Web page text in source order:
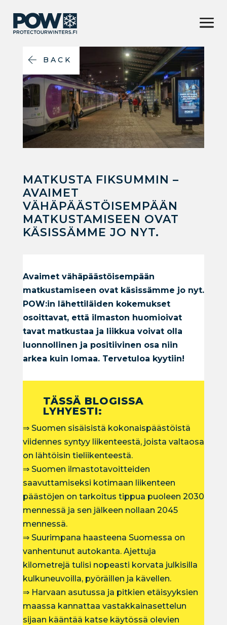
BACK
MATKUSTA FIKSUMMIN –
AVAIMET
VÄHÄPÄÄSTÖISEMPÄÄN
MATKUSTAMISEEN OVAT
KÄSISSÄMME JO NYT.
Avaimet vähäpäästöisempään
matkustamiseen ovat käsissämme jo nyt.
POW:in lähettiläiden kokemukset
osoittavat, että ilmaston huomioivat
tavat matkustaa ja liikkua voivat olla
luonnollinen ja positiivinen osa niin
arkea kuin lomaa. Tervetuloa kyytiin!
TÄSSÄ BLOGISSA
LYHYESTI:
⇒ Suomen sisäisistä kokonaispäästöistä
viidennes syntyy liikenteestä, joista valtaosa
on lähtöisin tieliikenteestä.
⇒ Suomen ilmastotavoitteiden
saavuttamiseksi kotimaan liikenteen
päästöjen on tarkoitus tippua puoleen 2030
mennessä ja sen jälkeen nollaan 2045
mennessä.
⇒ Suurimpana haasteena Suomessa on
vanhentunut autokanta. Ajettuja
kilometrejä tulisi nopeasti korvata julkisilla
kulkuneuvoilla, pyöräillen ja kävellen.
⇒ Harvaan asutussa ja pitkien etäisyyksien
maassa kannattaa vastakkainasettelun
sijaan kääntää katse käytössä olevien